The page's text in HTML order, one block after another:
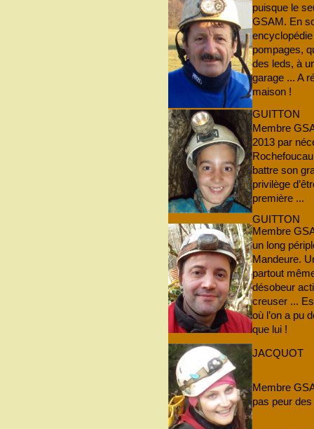
puisque le
GSAM. En
pompages,
des leds, à
garage ... A
maison !
GUITTON
Membre
2013 par
battre son
privilège
première ...
GUITTON
Membre
un long
Mandeure.
partout
désobeur
creuser ...
où l’on a pu
que lui !
JACQUOT
Membre
pas peur